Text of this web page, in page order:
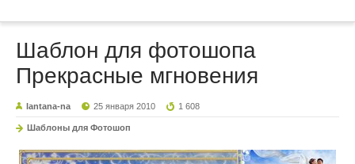
Шаблон для фотошопа
Прекрасные мгновения
lantana-na 25 января 2010 1 608
Шаблоны для Фотошоп